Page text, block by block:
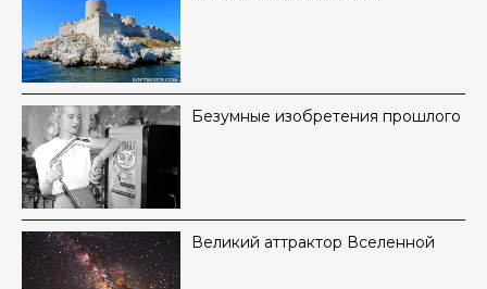
Безумные изобретения прошлого
Великий аттрактор Вселенной